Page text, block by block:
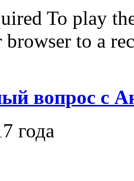
To play
browser to a
вопрос с
года